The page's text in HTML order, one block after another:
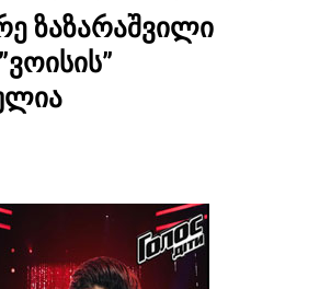
ზაზარაშვილი